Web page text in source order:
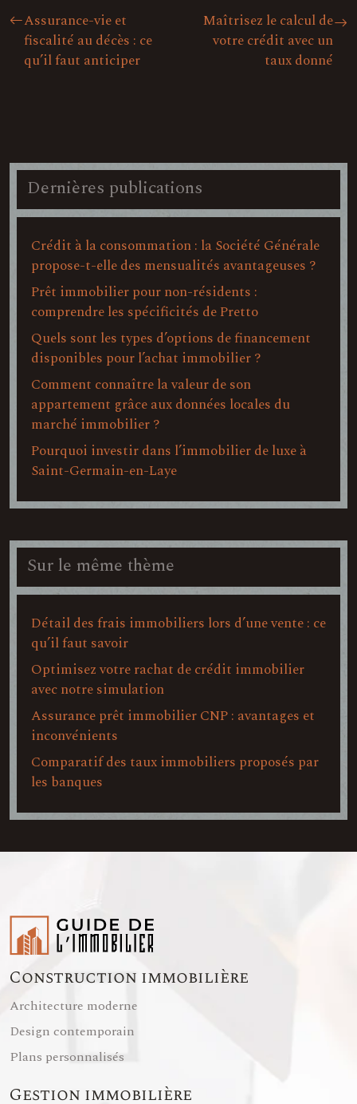
Assurance-vie et
fiscalité au décès : ce
qu’il faut anticiper
Maîtrisez le calcul de
votre crédit avec un
taux donné
Dernières publications
Crédit à la consommation : la Société Générale
propose-t-elle des mensualités avantageuses ?
Prêt immobilier pour non-résidents :
comprendre les spécificités de Pretto
Quels sont les types d’options de financement
disponibles pour l’achat immobilier ?
Comment connaître la valeur de son
appartement grâce aux données locales du
marché immobilier ?
Pourquoi investir dans l’immobilier de luxe à
Saint-Germain-en-Laye
Sur le même thème
Détail des frais immobiliers lors d’une vente : ce
qu’il faut savoir
Optimisez votre rachat de crédit immobilier
avec notre simulation
Assurance prêt immobilier CNP : avantages et
inconvénients
Comparatif des taux immobiliers proposés par
les banques
Construction immobilière
Architecture moderne
Design contemporain
Plans personnalisés
Gestion immobilière